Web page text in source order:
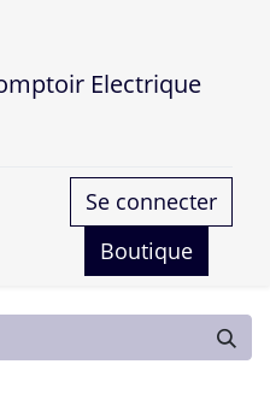
Electrique
Se connecter
Boutique